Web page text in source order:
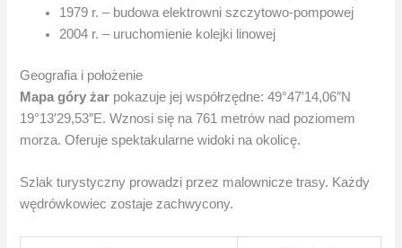
1979 r. – budowa elektrowni szczytowo-pompowej
2004 r. – uruchomienie kolejki linowej
Geografia i położenie
Mapa góry żar pokazuje jej współrzędne: 49°47′14,06″N
19°13′29,53″E. Wznosi się na 761 metrów nad poziomem
morza. Oferuje spektakularne widoki na okolicę.
Szlak turystyczny prowadzi przez malownicze trasy. Każdy
wędrówkowiec zostaje zachwycony.